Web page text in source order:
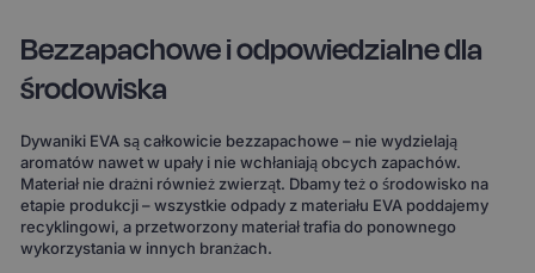
Bezzapachowe i odpowiedzialne dla
środowiska
Dywaniki EVA są całkowicie bezzapachowe – nie wydzielają
aromatów nawet w upały i nie wchłaniają obcych zapachów.
Materiał nie drażni również zwierząt. Dbamy też o środowisko na
etapie produkcji – wszystkie odpady z materiału EVA poddajemy
recyklingowi, a przetworzony materiał trafia do ponownego
wykorzystania w innych branżach.